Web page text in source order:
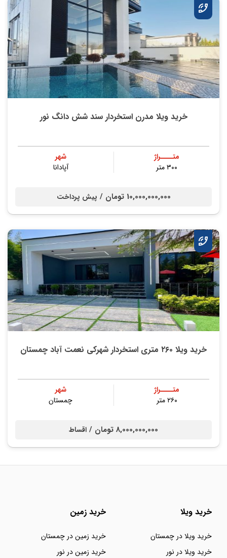
خرید ویلا مدرن استخردار سند شش دانگ نور
متــــراژ
۳۰۰ متر
شهر
آپادانا
10,000,000,000 تومان / پیش پرداخت
خرید ویلا ۲۶۰ متری استخردار شهرکی نعمت آباد چمستان
متــــراژ
۲۶۰ متر
شهر
چمستان
8,000,000,000 تومان / اقساط
خرید ویلا
خرید ویلا در چمستان
خرید ویلا در نور
خرید زمین
خرید زمین در چمستان
خرید زمین در نور